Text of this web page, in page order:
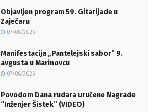
Objavljen program 59. Gitarijade u
Zaječaru
07/08/2026
Manifestacija „Pantelejski sabor” 9.
avgusta u Marinovcu
07/08/2026
Povodom Dana rudara uručene Nagrade
“Inženjer Šistek” (VIDEO)